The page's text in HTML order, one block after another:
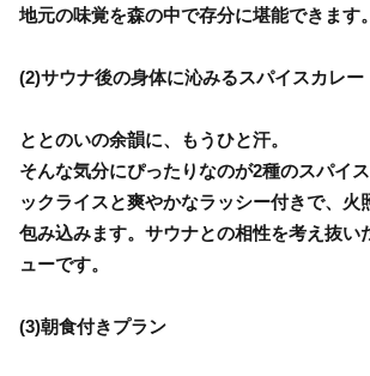
地元の味覚を森の中で存分に堪能できます。
(2)サウナ後の身体に沁みるスパイスカレー
ととのいの余韻に、もうひと汗。
そんな気分にぴったりなのが2種のスパイ
ックライスと爽やかなラッシー付きで、火
包み込みます。サウナとの相性を考え抜い
ューです。
(3)朝食付きプラン